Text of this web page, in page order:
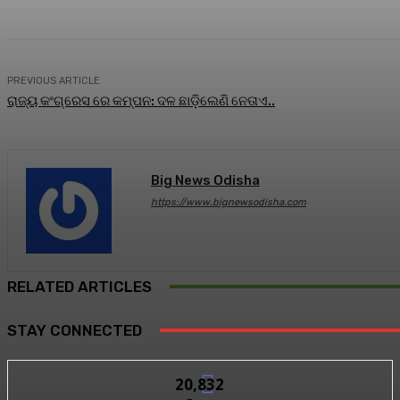
PREVIOUS ARTICLE
ରାଜ୍ୟ କଂଗ୍ରେସ ରେ କମ୍ପନ: ଦଳ ଛାଡ଼ିଲେଣି ନେତାଏ..
Big News Odisha
https://www.bignewsodisha.com
RELATED ARTICLES
STAY CONNECTED
20,832